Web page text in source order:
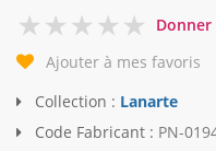
0
Ajouter à mes favoris
Collection : Lanarte
Code Fabricant : PN-